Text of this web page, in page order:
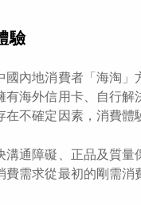
驗
內地消費者「海淘
海外信用卡、自行
不確定因素，消費體
通障礙、正品及質
需求從最初的剛需